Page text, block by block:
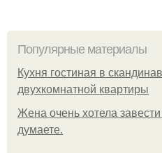
Популярные материалы
Кухня гостиная в
двухкомнатной квартиры
Жена очень хотела
думаете.